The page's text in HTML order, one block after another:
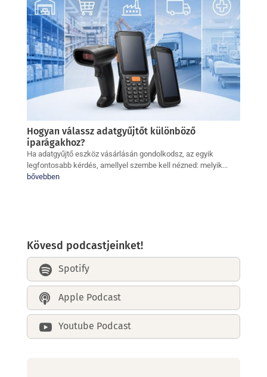
Hogyan válassz adatgyűjtőt különböző
iparágakhoz?
Ha adatgyűjtő eszköz vásárlásán gondolkodsz, az egyik
legfontosabb kérdés, amellyel szembe kell nézned: melyik...
bővebben
Kövesd podcastjeinket!
 Spotify
 Apple Podcast
 Youtube Podcast